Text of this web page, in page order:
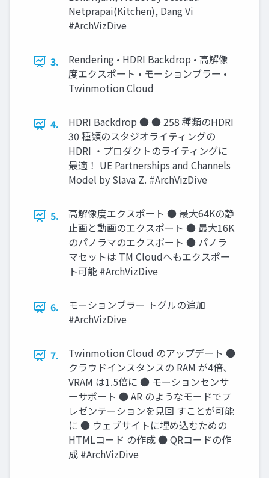
Netprapai(Kitchen), Dang Vi
#ArchVizDive
3.
Rendering • HDRI Backdrop • 高解像
度エクスポート • モーションブラー •
Twinmotion Cloud
4.
HDRI Backdrop ● ● 258 種類のHDRI
30 種類のスタジオライティングの
HDRI ・プロダクトのライティングに
最適！ UE Partnerships and Channels
Model by Slava Z. #ArchVizDive
5.
高解像度エクスポート ● 最大64Kの静
止画と動画のエクスポート ● 最大16K
のパノラマのエクスポート ● パノラ
マセットは TM Cloudへもエクスポー
ト可能 #ArchVizDive
6.
モーションブラー トグルの追加
#ArchVizDive
7.
Twinmotion Cloud のアップデート ●
クラウドインスタンスの RAM が4倍、
VRAM は1.5倍に ● モーションセンサ
ーサポート ● AR のようなモードでプ
レゼンテーションを見回 すことが可能
に ● ウェブサイトに埋め込むための
HTMLコード の作成 ● QRコードの作
成 #ArchVizDive